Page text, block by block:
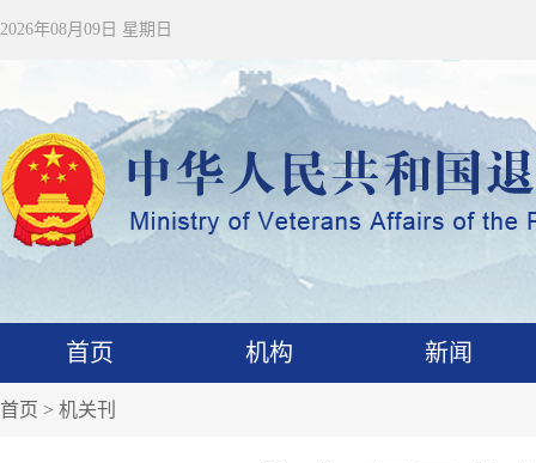
2026年08月09日 星期日
首页 机构 新闻
首页 > 机关刊